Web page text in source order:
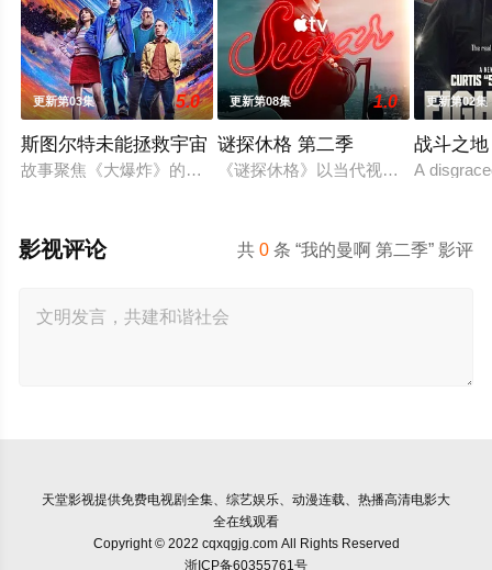
更新第03集 5.0
斯图尔特未能拯救宇宙
故事聚焦《大爆炸》的漫画书老板斯图尔特·布鲁姆，他弄坏了
更新第08集 1.0
谜探休格 第二季
《谜探休格》以当代视角重新演绎
更新第02集
战斗之地
A
共0 条 “我的曼啊 第二季” 影评
影视评论
天堂影视提供免费电视剧全集、综艺娱乐、动漫连载、热播高清电影大
全在线观看
Copyright © 2022 cqxqgjg.com All Rights Reserved
浙ICP备60355761号